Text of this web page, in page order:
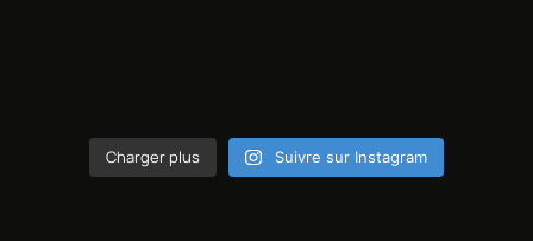
Charger plus Suivre sur Instagram